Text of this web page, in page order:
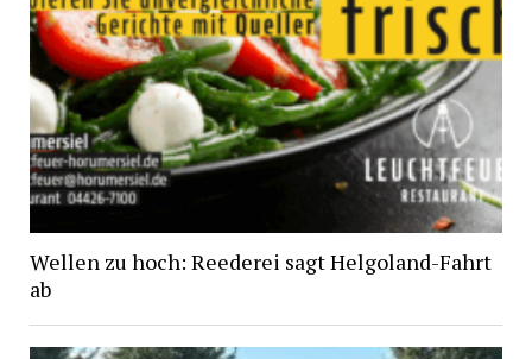
Wellen zu hoch: Reederei sagt Helgoland-Fahrt
ab